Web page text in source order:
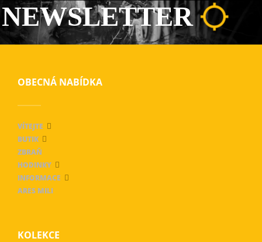
NEWSLETTER
OBECNÁ NABÍDKA
VÍTEJTE
BUTIK
ZBRAŇ
HODINKY
INFORMACE
ARES MILI
KOLEKCE